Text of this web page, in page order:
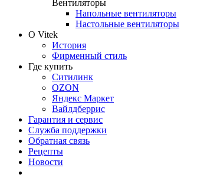
Вентиляторы
Напольные вентиляторы
Настольные вентиляторы
О Vitek
История
Фирменный стиль
Где купить
Ситилинк
OZON
Яндекс Маркет
Вайлдберрис
Гарантия и сервис
Служба поддержки
Обратная связь
Рецепты
Новости